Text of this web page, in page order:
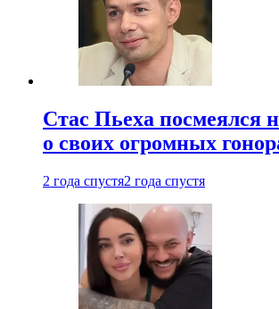
Стас Пьеха посмеялся
о своих огромных
2 года спустя2 года спустя